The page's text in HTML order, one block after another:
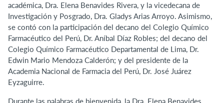
académica, Dra. Elena Benavides Rivera, y la vicedecana de
Investigación y Posgrado, Dra. Gladys Arias Arroyo. Asimismo,
se contó con la participación del decano del Colegio Químico
Farmacéutico del Perú, Dr. Aníbal Díaz Robles; del decano del
Colegio Químico Farmacéutico Departamental de Lima, Dr.
Edwin Mario Mendoza Calderón; y del presidente de la
Academia Nacional de Farmacia del Perú, Dr. José Juárez
Eyzaguirre.
Durante las palabras de bienvenida, la Dra. Elena Benavides